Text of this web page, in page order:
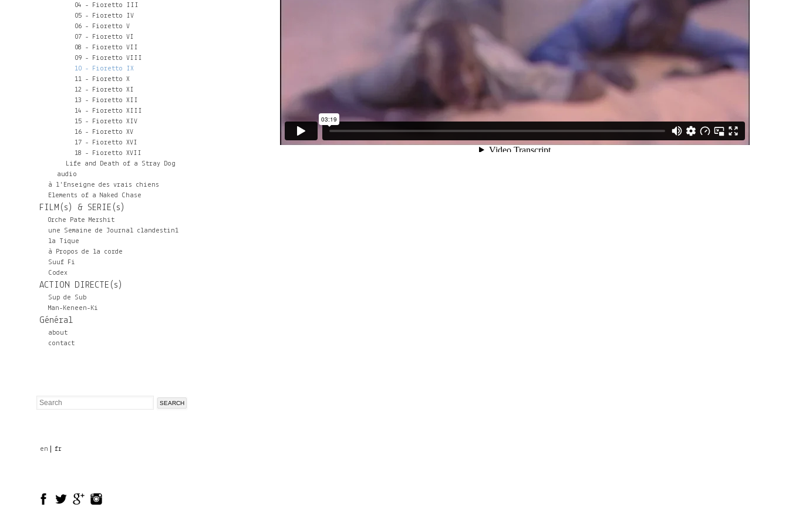
04 - Fioretto III
05 - Fioretto IV
06 - Fioretto V
07 - Fioretto VI
08 - Fioretto VII
09 - Fioretto VIII
10 - Fioretto IX
11 - Fioretto X
12 - Fioretto XI
13 - Fioretto XII
14 - Fioretto XIII
15 - Fioretto XIV
16 - Fioretto XV
17 - Fioretto XVI
18 - Fioretto XVII
Life and Death of a Stray Dog
audio
à l'Enseigne des vrais chiens
Elements of a Naked Chase
FILM(s) & SERIE(s)
Orche Pate Mershit
une Semaine de Journal clandestin1
la Tique
à Propos de la corde
Suuf Fi
Codex
ACTION DIRECTE(s)
Sup de Sub
Man-Keneen-Ki
Général
about
contact
Search
en fr